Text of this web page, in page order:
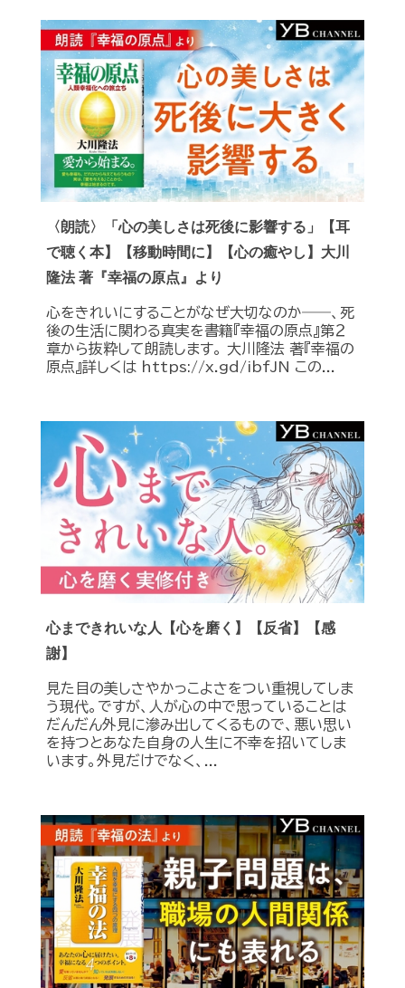
〈朗読〉「心の美しさは死後に影響する」【耳
で聴く本】【移動時間に】【心の癒やし】大川
隆法 著『幸福の原点』より
心をきれいにすることがなぜ大切なのか――、死
後の生活に関わる真実を書籍『幸福の原点』第２
章から抜粋して朗読します。 大川隆法 著『幸福の
原点』詳しくは https://x.gd/ibfJN この...
心まできれいな人【心を磨く】【反省】【感
謝】
見た目の美しさやかっこよさをつい重視してしま
う現代。ですが、人が心の中で思っていることは
だんだん外見に滲み出してくるもので、悪い思い
を持つとあなた自身の人生に不幸を招いてしま
います。外見だけでなく、...